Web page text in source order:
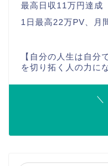
最高日収11万円達成
1日最高22万PV、月
【自分の人生は自分
を切り拓く人の力に